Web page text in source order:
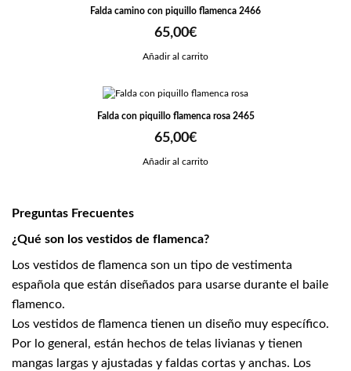
Falda camino con piquillo flamenca 2466
65,00€
Añadir al carrito
Falda con piquillo flamenca rosa 2465
65,00€
Añadir al carrito
Preguntas Frecuentes
¿Qué son los vestidos de flamenca?
Los vestidos de flamenca son un tipo de vestimenta
española que están diseñados para usarse durante el baile
flamenco.
Los vestidos de flamenca tienen un diseño muy específico.
Por lo general, están hechos de telas livianas y tienen
mangas largas y ajustadas y faldas cortas y anchas. Los